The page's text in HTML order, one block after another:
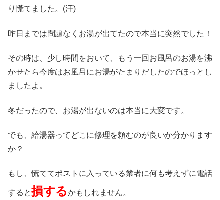
り慌てました。(汗)
昨日までは問題なくお湯が出てたので本当に突然でした！
その時は、少し時間をおいて、もう一回お風呂のお湯を沸
かせたら今度はお風呂にお湯がたまりだしたのでほっとし
ましたよ。
冬だったので、お湯が出ないのは本当に大変です。
でも、給湯器ってどこに修理を頼むのが良いか分かります
か？
もし、慌ててポストに入っている業者に何も考えずに電話
すると損するかもしれません。